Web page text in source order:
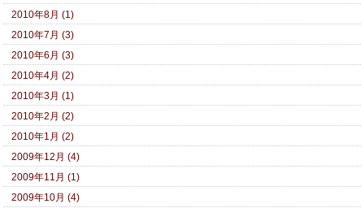
2010年8月 (1)
2010年7月 (3)
2010年6月 (3)
2010年4月 (2)
2010年3月 (1)
2010年2月 (2)
2010年1月 (2)
2009年12月 (4)
2009年11月 (1)
2009年10月 (4)